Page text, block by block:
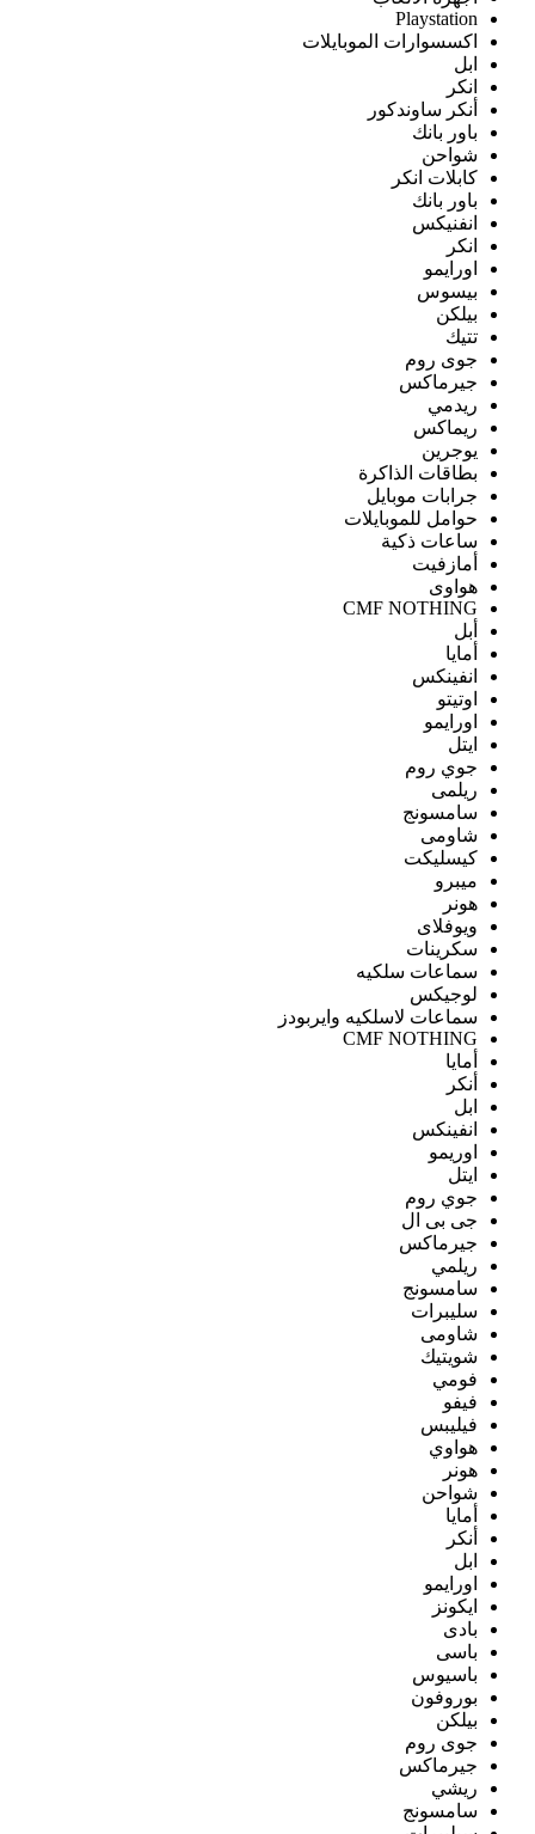
Playstation
اكسسوارات الموبايلات
ابل
انكر
أنكر ساوندكور
باور بانك
شواحن
كابلات انكر
باور بانك
انفنيكس
انكر
اورايمو
بيسوس
بيلكن
تتيك
جوى روم
جيرماكس
ريدمي
ريماكس
يوجرين
بطاقات الذاكرة
جرابات موبايل
حوامل للموبايلات
ساعات ذكية
أمازفيت
هواوى
CMF NOTHING
أبل
أمايا
انفينكس
اوتيتو
اورايمو
ايتل
جوي روم
ريلمى
سامسونج
شاومى
كيسليكت
ميبرو
هونر
ويوفلاى
سكرينات
سماعات سلكيه
لوجيكس
سماعات لاسلكيه وايربودز
CMF NOTHING
أمايا
أنكر
ابل
انفينكس
اوريمو
ايتل
جوي روم
جى بى ال
جيرماكس
ريلمي
سامسونج
سليبرات
شاومى
شويتيك
فومي
فيفو
فيليبس
هواوي
هونر
شواحن
أمايا
أنكر
ابل
اورايمو
ايكونز
بادى
باسى
باسيوس
بوروفون
بيلكن
جوى روم
جيرماكس
ريشي
سامسونج